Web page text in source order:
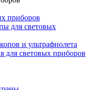
приборов
для световых
и ультрафиолета
для световых приборов